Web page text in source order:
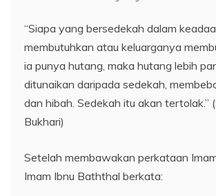
“Siapa yang bersedekah dalam
membutuhkan atau keluarganya
ia punya hutang, maka hutang lebih
ditunaikan daripada sedekah,
dan hibah. Sedekah itu akan tertolak.”
Bukhari)
Setelah membawakan perkataan
Imam Ibnu Baththal berkata: